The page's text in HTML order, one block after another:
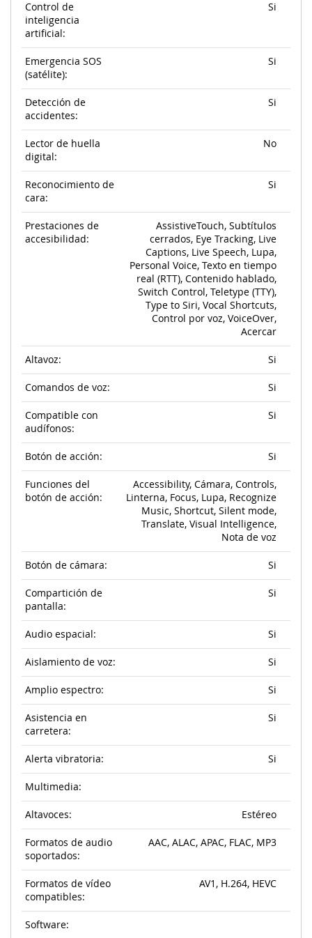
Control de
inteligencia
artificial:
Si
Emergencia SOS
(satélite):
Si
Detección de
accidentes:
Si
Lector de huella
digital:
No
Reconocimiento de
cara:
Si
Prestaciones de
accesibilidad:
AssistiveTouch, Subtítulos
cerrados, Eye Tracking, Live
Captions, Live Speech, Lupa,
Personal Voice, Texto en tiempo
real (RTT), Contenido hablado,
Switch Control, Teletype (TTY),
Type to Siri, Vocal Shortcuts,
Control por voz, VoiceOver,
Acercar
Altavoz: Si
Comandos de voz: Si
Compatible con
audífonos:
Si
Botón de acción: Si
Funciones del
botón de acción:
Accessibility, Cámara, Controls,
Linterna, Focus, Lupa, Recognize
Music, Shortcut, Silent mode,
Translate, Visual Intelligence,
Nota de voz
Botón de cámara: Si
Compartición de
pantalla:
Si
Audio espacial: Si
Aislamiento de voz: Si
Amplio espectro: Si
Asistencia en
carretera:
Si
Alerta vibratoria: Si
Multimedia:
Altavoces: Estéreo
Formatos de audio
soportados:
AAC, ALAC, APAC, FLAC, MP3
Formatos de vídeo
compatibles:
AV1, H.264, HEVC
Software: